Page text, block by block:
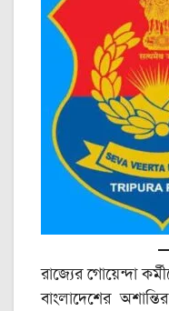
রাজ্যের গোয়েন্দা
বাংলাদেশের